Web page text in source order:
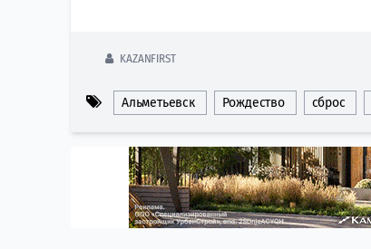
KAZANFIRST
Альметьевск Рождество сброс